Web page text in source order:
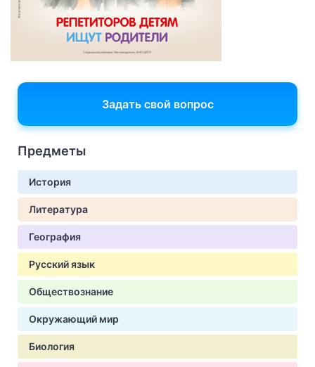
Задать свой вопрос
Предметы
История
Литература
География
Русский язык
Обществознание
Окружающий мир
Биология